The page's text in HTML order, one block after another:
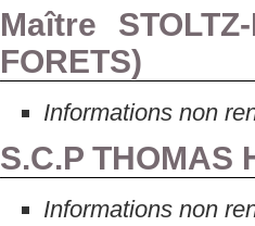
Maître
FORETS)
Informations non
S.C.P THOMAS
Informations non